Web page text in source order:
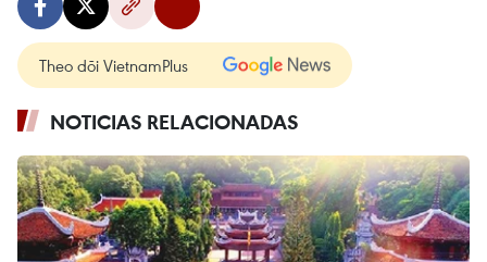
Theo dõi VietnamPlus
NOTICIAS RELACIONADAS